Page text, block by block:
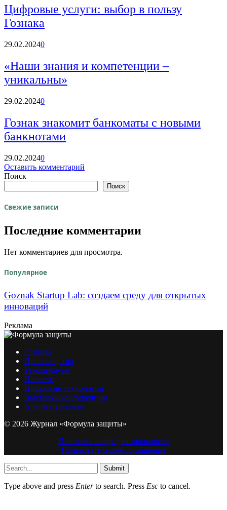
Цифровые услуги: выбор в пользу
Гознака
29.02.20240
«Наши знания и компетенции –
уникальны»
29.02.20240
Гознак знакомит банкоматы с новыми
банкнотами
29.02.20240
Оставить комментарий
Поиск
Поиск
Свежие записи
Последние комментарии
Нет комментариев для просмотра.
Популярное
Goznak Startup Lab: создаем среду для открытых
инноваций
Реклама
Главная
Производство
Рекомендуем
Новости
Цифровые технологии
Выставки/конференции
Архив журналов
© 2026 Журнал «Формула защиты»
Политика конфиденциальности
Пользовательское соглашение
Submit
Type above and press Enterto search. Press Esc to cancel.